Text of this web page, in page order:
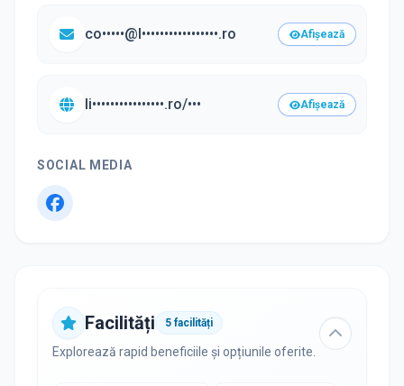
co•••••@l•••••••••••••••••.ro Afișează
li••••••••••••••••.ro/••• Afișează
SOCIAL MEDIA
Facilități 5 facilități
Explorează rapid beneficiile și opțiunile oferite.